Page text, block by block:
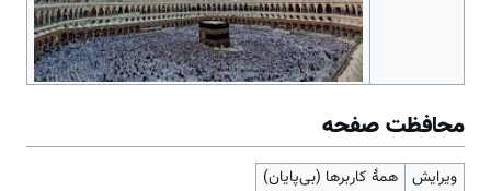
محافظت صفحه
ویرایش
همهٔ کاربرها (بی‌پایان)